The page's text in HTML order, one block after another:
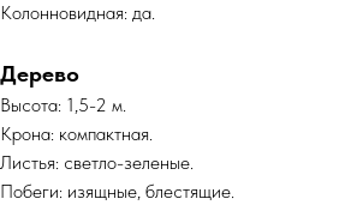
Колонновидная: да.
Дерево
Высота: 1,5-2 м.
Крона: компактная.
Листья: светло-зеленые.
Побеги: изящные, блестящие.